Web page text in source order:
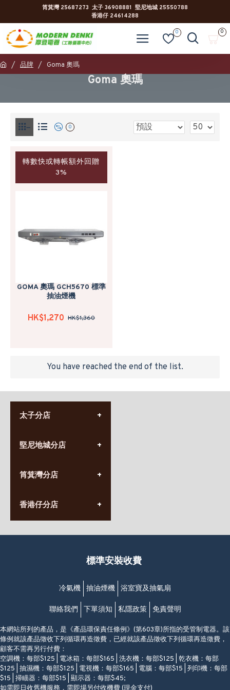
筲箕灣 25687273 太子 36908881 堅尼地城 25550788
香港仔 24614288
0 0
品牌 Goma 奧瑪
Goma 奧瑪
0
轉數快或轉帳額外回贈
3%
GOMA 奧瑪 GCH5670 標準
抽油煙機
HK$1,270 HK$1,360
You have reached the end of the list.
太子分店
營業時間:
九龍太子太子道西141號
堅尼地城分店
營業時間:
香港堅尼地城卑路乍街
(堅尼地城地鐵站B出口)
筲箕灣分店
營業時間:
(10:00am-20:30pm)
香港仔分店
營業時間:
香港香港仔成都道20-28號
(黃竹坑地鐵站轉4M專線小巴)
標準安裝收費
冷氣機 抽油煙機 浴室寶及抽氣扇
聯絡我們 下單須知 私隱政策 免責聲明
本網站所列的產品，是《產品環保責任條例》(第603章)所指的受管制電器。該
條例就該產品徵收下列循環再造徵費，已經就該產品徵收下列循環再造徵費，
顧客不需再另行付費：
空調機：每部$125 | 電冰箱：每部$165 | 洗衣機：每部$125 | 乾衣機：每部
$125 | 抽濕機：每部$125 | 電視機：每部$165 | 電腦：每部$15 | 列印機：每部
$15 | 掃瞄器：每部$15 | 顯示器：每部$45;